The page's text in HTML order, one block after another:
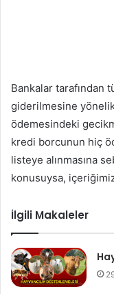
Bankalar tarafından
giderilmesine
ödemesindeki
kredi borcunun hiç
listeye alınmasına
konusuysa,
İlgili Makaleler